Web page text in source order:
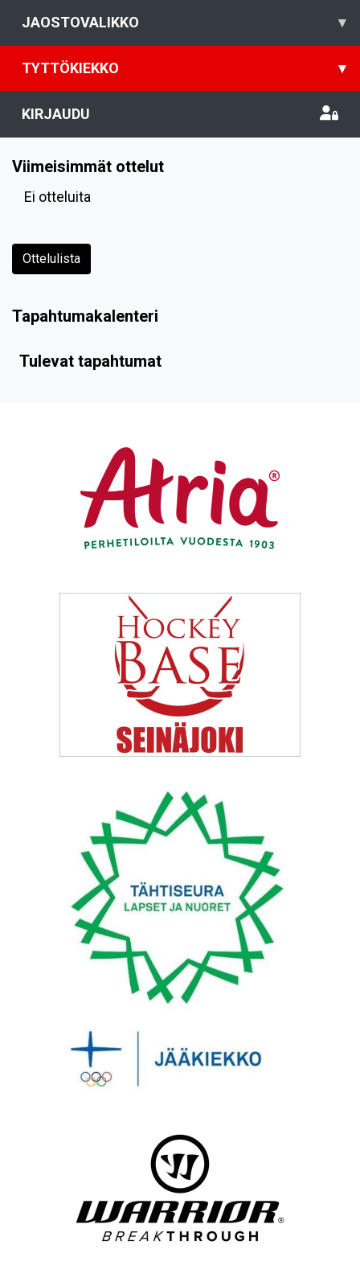
JAOSTOVALIKKO ▾
TYTTÖKIEKKO ▾
KIRJAUDU
Viimeisimmät ottelut
Ei otteluita
Ottelulista
Tapahtumakalenteri
Tulevat tapahtumat